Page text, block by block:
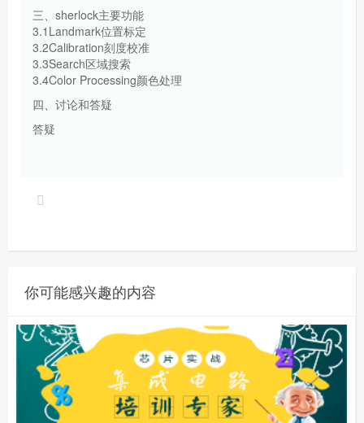
三、sherlock主要功能
3.1Landmark位置标定
3.2Calibration刻度校准
3.3Search区域搜索
3.4Color Processing颜色处理
四、讨论和答疑
答疑
你可能感兴趣的内容